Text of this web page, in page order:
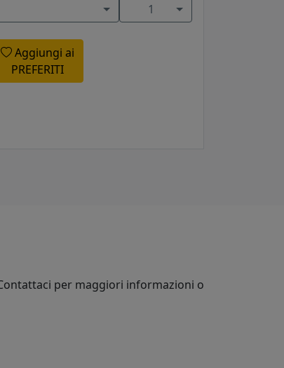
1
Aggiungi ai
PREFERITI
per maggiori informazioni o